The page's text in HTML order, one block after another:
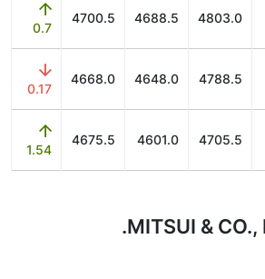
4803.0
4688.5
4700.5
0.7
4788.5
4648.0
4668.0
0.17
4705.5
4601.0
4675.5
1.54